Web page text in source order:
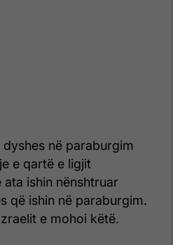
në paraburgim
e qartë e ligjit
ishin nënshtruar
që ishin në paraburgim.
e mohoi këtë.